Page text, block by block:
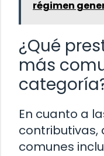
régimen
¿Qué
más
En cuanto a
contributivas,
comunes